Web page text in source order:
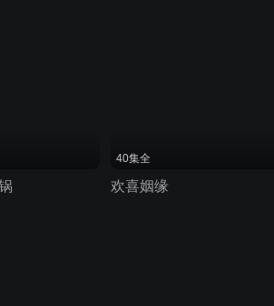
40集全
欢喜姻缘